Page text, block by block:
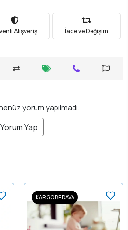
Alışveriş İade ve Değişim
yorum yapılmadı.
Yorum Yap
KARGO BEDAVA